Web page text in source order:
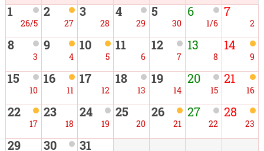
1
26/5
2
27
3
28
4
29
5
30
6
1/6
7
2
8
3
9
4
10
5
11
6
12
7
13
8
14
9
15
10
16
11
17
12
18
13
19
14
20
15
21
16
22
17
23
18
24
19
25
20
26
21
27
22
28
23
29 30 31